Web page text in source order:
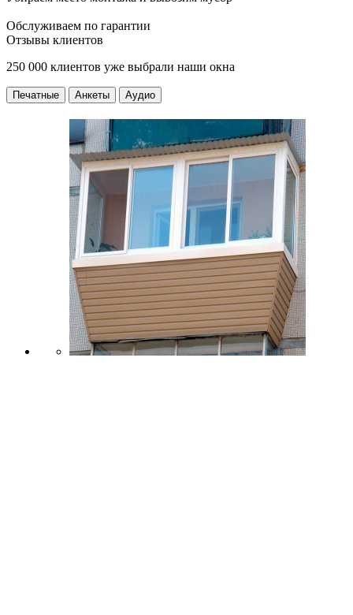
Обслуживаем по гарантии
Отзывы клиентов
250 000 клиентов уже выбрали наши окна
Печатные Анкеты Аудио